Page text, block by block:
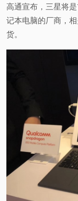
高通宣布，三星将
记本电脑的厂商，
货。